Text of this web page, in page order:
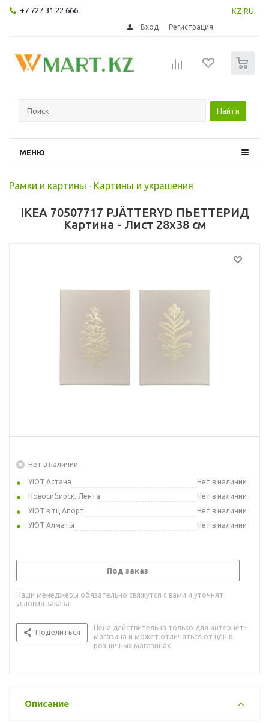
+7 727 31 22 666 KZ RU
Вход Регистрация
Найти
МЕНЮ
Рамки и картины - Картины и украшения
IKEA 70507717 PJÄTTERYD ПЬЕТТЕРИД
Картина - Лист 28x38 см
Нет в наличии
УЮТ Астана
Нет в наличии
Новосибирск, Лента
Нет в наличии
УЮТ в тц Апорт
Нет в наличии
УЮТ Алматы
Нет в наличии
Под заказ
Наши менеджеры обязательно свяжутся с вами и уточнят
условия заказа
Поделиться
Цена действительна только для интернет-
магазина и может отличаться от цен в
розничных магазинах
Описание